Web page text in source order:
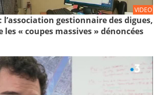
VIDEO
: l’association gestionnaire des digues,
les « coupes massives » dénoncées